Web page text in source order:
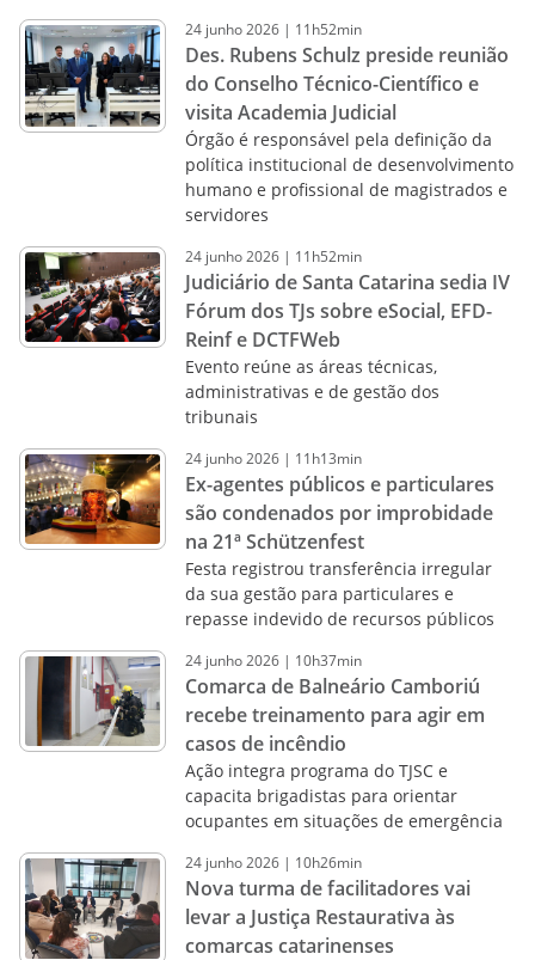
24 junho2026 | 11h52min
Des. Rubens Schulz preside reunião
do Conselho Técnico-Científico e
visita Academia Judicial
Órgão é responsável pela definição da
política institucional de desenvolvimento
humano e profissional de magistrados e
servidores
24 junho2026 | 11h52min
Judiciário de Santa Catarina sedia IV
Fórum dos TJs sobre eSocial, EFD-
Reinf e DCTFWeb
Evento reúne as áreas técnicas,
administrativas e de gestão dos
tribunais
24 junho2026 | 11h13min
Ex-agentes públicos e particulares
são condenados por improbidade
na 21ª Schützenfest
Festa registrou transferência irregular
da sua gestão para particulares e
repasse indevido de recursos públicos
24 junho2026 | 10h37min
Comarca de Balneário Camboriú
recebe treinamento para agir em
casos de incêndio
Ação integra programa do TJSC e
capacita brigadistas para orientar
ocupantes em situações de emergência
24 junho2026 | 10h26min
Nova turma de facilitadores vai
levar a Justiça Restaurativa às
comarcas catarinenses